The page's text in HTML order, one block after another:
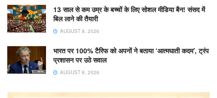
13 साल से कम उम्र के बच्चों के लिए सोशल मीडिया बैन! संसद में
बिल लाने की तैयारी
AUGUST 8, 2026
भारत पर 100% टैरिफ को अपनों ने बताया ‘आत्मघाती कदम’, ट्रंप
प्रशासन पर उठे सवाल
AUGUST 8, 2026